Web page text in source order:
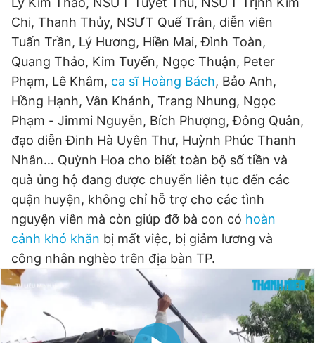
Giấy phép xuất bản số 110/GP - BTTTT cấp ngày 24.3.2020
© 2003-2026 Bản quyền thuộc về Báo Thanh Niên. Cấm sao
chép dưới mọi hình thức nếu không có sự chấp thuận bằng văn
bản. Phát triển bởi ePi Technologies, JSC.
Chi, Thanh Thủy, NSƯT Quế Trân, diễn viên
Tuấn Trần, Lý Hương, Hiền Mai, Đình Toàn,
Quang Thảo, Kim Tuyến, Ngọc Thuận, Peter
Phạm, Lê Khâm, ca sĩ Hoàng Bách, Bảo Anh,
Hồng Hạnh, Vân Khánh, Trang Nhung, Ngọc
Phạm - Jimmi Nguyễn, Bích Phượng, Đông Quân,
đạo diễn Đinh Hà Uyên Thư, Huỳnh Phúc Thanh
Nhân… Quỳnh Hoa cho biết toàn bộ số tiền và
quà ủng hộ đang được chuyển liên tục đến các
quận huyện, không chỉ hỗ trợ cho các tình
nguyện viên mà còn giúp đỡ bà con có hoàn
cảnh khó khăn bị mất việc, bị giảm lương và
công nhân nghèo trên địa bàn TP.